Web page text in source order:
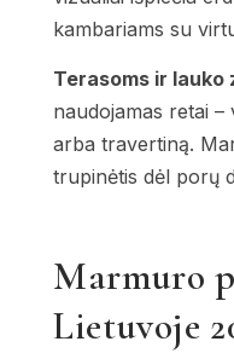
kambariams su
Terasoms ir lauko
naudojamas retai
arba travertiną.
trupinėtis dėl porų
Marmuro
Lietuvoje